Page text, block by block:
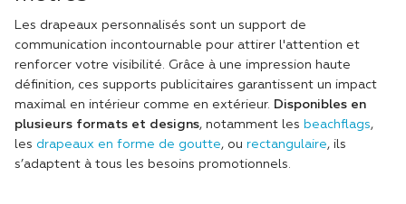
Les drapeaux personnalisés sont un support de
communication incontournable pour attirer l'attention et
renforcer votre visibilité. Grâce à une impression haute
définition, ces supports publicitaires garantissent un impact
maximal en intérieur comme en extérieur. Disponibles en
plusieurs formats et designs, notamment les beachflags,
les drapeaux en forme de goutte, ou rectangulaire, ils
s’adaptent à tous les besoins promotionnels.